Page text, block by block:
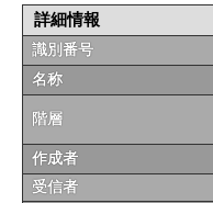
治四十五
詳細情報
識別番号
名称
階層
作成者
受信者